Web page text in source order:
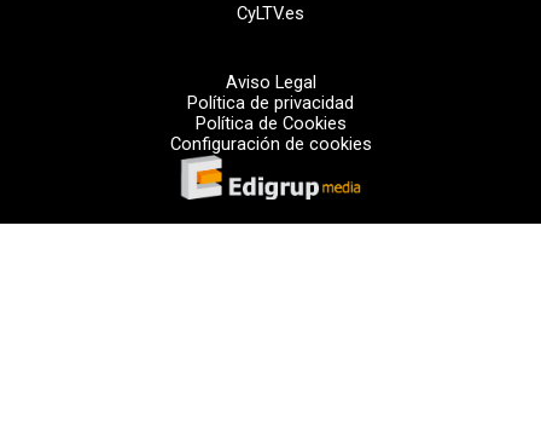
CyLTV.es
Aviso Legal
Política de privacidad
Política de Cookies
Configuración de cookies